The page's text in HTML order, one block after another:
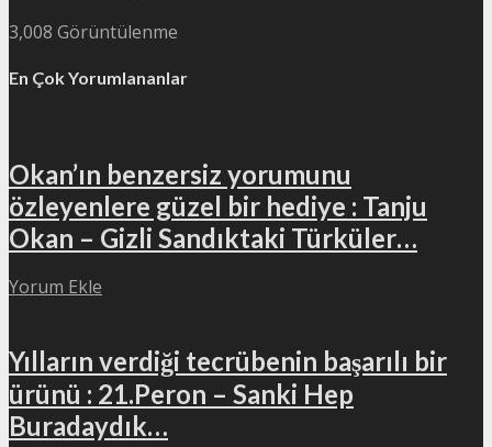
3,008 Görüntülenme
En Çok Yorumlananlar
Okan’ın benzersiz yorumunu
özleyenlere güzel bir hediye : Tanju
Okan – Gizli Sandıktaki Türküler…
Yorum Ekle
Yılların verdiği tecrübenin başarılı bir
ürünü : 21.Peron – Sanki Hep
Buradaydık…